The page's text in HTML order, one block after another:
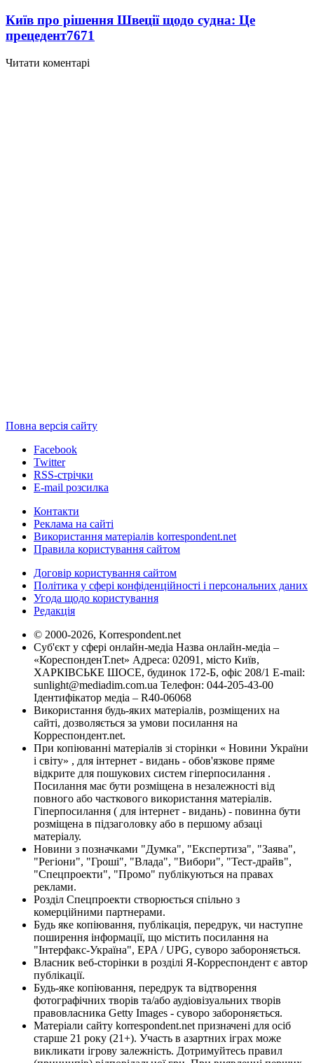
Київ про рішення Швеції щодо судна: Це
прецедент7671
Читати коментарі
Повна версія сайту
Facebook
Twitter
RSS-стрічки
E-mail розсилка
Контакти
Реклама на сайті
Використання матеріалів korrespondent.net
Правила користування сайтом
Договір користування сайтом
Політика у сфері конфіденційності і персональних даних
Угода щодо користування
Редакція
© 2000-2026, Korrespondent.net
Суб'єкт у сфері онлайн-медіа Назва онлайн-медіа –
«КореспонденТ.net» Адреса: 02091, місто Київ,
ХАРКІВСЬКЕ ШОСЕ, будинок 172-Б, офіс 208/1 E-mail:
sunlight@mediadim.com.ua Телефон: 044-205-43-00
Ідентифікатор медіа – R40-06068
Використання будь-яких матеріалів, розміщених на
сайті, дозволяється за умови посилання на
Корреспондент.net.
При копіюванні матеріалів зі сторінки « Новини України
і світу» , для інтернет - видань - обов'язкове пряме
відкрите для пошукових систем гіперпосилання .
Посилання має бути розміщена в незалежності від
повного або часткового використання матеріалів.
Гіперпосилання ( для інтернет - видань) - повинна бути
розміщена в підзаголовку або в першому абзаці
матеріалу.
Новини з позначками "Думка", "Експертиза", "Заява",
"Регіони", "Гроші", "Влада", "Вибори", "Тест-драйв",
"Спецпроекти", "Промо" публікуються на правах
реклами.
Розділ Спецпроекти створюється спільно з
комерційними партнерами.
Будь яке копіювання, публікація, передрук, чи наступне
поширення інформації, що містить посилання на
"Інтерфакс-Україна", EPA / UPG, суворо забороняється.
Власник веб-сторінки в розділі Я-Корреспондент є автор
публікації.
Будь-яке копіювання, передрук та відтворення
фотографічних творів та/або аудіовізуальних творів
правовласника Getty Images - суворо забороняється.
Матеріали сайту korrespondent.net призначені для осіб
старше 21 року (21+). Участь в азартних іграх може
викликати ігрову залежність. Дотримуйтесь правил